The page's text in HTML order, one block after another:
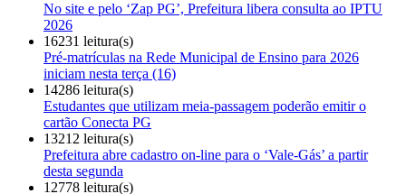
No site e pelo ‘Zap PG’, Prefeitura libera consulta ao IPTU
2026
16231 leitura(s)
Pré-matrículas na Rede Municipal de Ensino para 2026
iniciam nesta terça (16)
14286 leitura(s)
Estudantes que utilizam meia-passagem poderão emitir o
cartão Conecta PG
13212 leitura(s)
Prefeitura abre cadastro on-line para o ‘Vale-Gás’ a partir
desta segunda
12778 leitura(s)